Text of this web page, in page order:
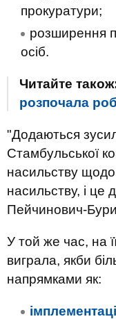
прокуратури;
розширення
осіб.
Читайте
розпочала
"Додаються
Стамбульської
насильству
насильству, і це
Пейчинович-
У той же час, на
виграла, якби
напрямками як: